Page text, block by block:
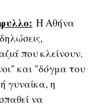
Η Αθήνα
που κλείνουν.
και "δόγμα του
γυναίκα, η
να